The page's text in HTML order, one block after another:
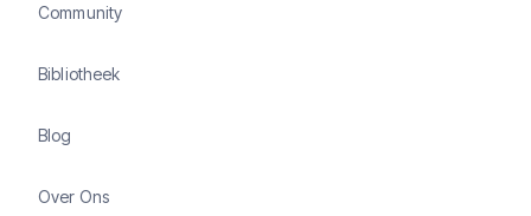
Community
Bibliotheek
Blog
Over Ons